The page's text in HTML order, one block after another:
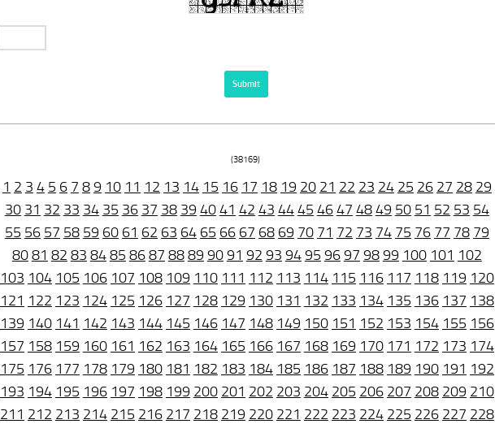
(38169)
1 2 3 4 5 6 7 89 10 11 12 13 14 15 16 17 18 19 20 21 22 23 24 25 26 27 28 29
30 31 32 33 34 35 36 37 38 39 4041 42 43 4445 4647 4849 50 51 52 53 54
55 56 57 58 59 60 61 62 63 64 65 66 67 68 69 70 71 72 73 74 75 76 77 78 79
8081 82 83 8485 8687 8889 9091 92 93 9495 9697 9899 100 101 102
103 104 105 106 107 108 109 110 111 112 113 114 115 116 117 118 119 120
121 122 123 124 125 126 127 128 129 130 131 132 133 134 135 136 137 138
139 140 141 142 143 144 145 146 147 148 149 150 151 152 153 154 155 156
157 158 159 160 161 162 163 164 165 166 167 168 169 170 171 172 173 174
175 176 177 178 179 180 181 182 183 184 185 186 187 188 189 190 191 192
193 194 195 196 197 198 199 200 201 202 203 204 205 206 207 208 209 210
211 212 213 214 215 216 217 218 219 220 221 222 223 224 225 226 227 228